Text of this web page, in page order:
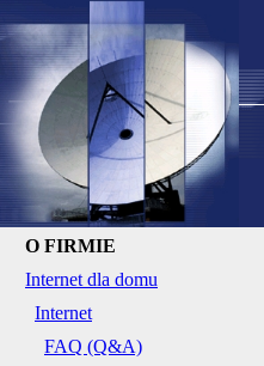
O FIRMIE
Internet dla domu
Internet
FAQ (Q&A)